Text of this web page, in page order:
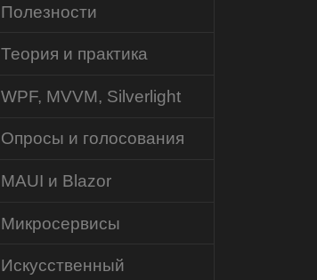
Полезности
Теория и практика
WPF, MVVM, Silverlight
Опросы и голосования
MAUI и Blazor
Микросервисы
Искусственный